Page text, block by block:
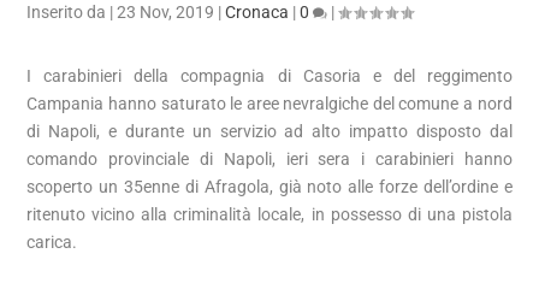
Inserito da |23 Nov, 2019 |Cronaca |0 |
I carabinieri della compagnia di Casoria e del reggimento
Campania hanno saturato le aree nevralgiche del comune a nord
di Napoli, e durante un servizio ad alto impatto disposto dal
comando provinciale di Napoli, ieri sera i carabinieri hanno
scoperto un 35enne di Afragola, già noto alle forze dell’ordine e
ritenuto vicino alla criminalità locale, in possesso di una pistola
carica.